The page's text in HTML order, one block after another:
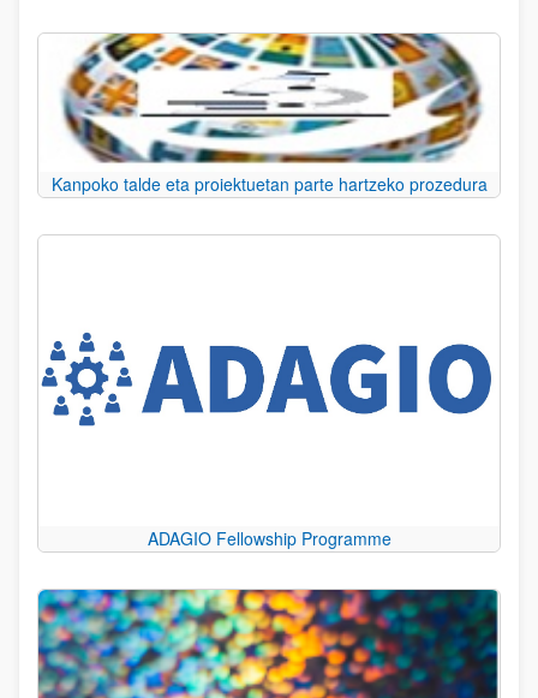
Kanpoko talde eta proiektuetan parte hartzeko prozedura
ADAGIO Fellowship Programme